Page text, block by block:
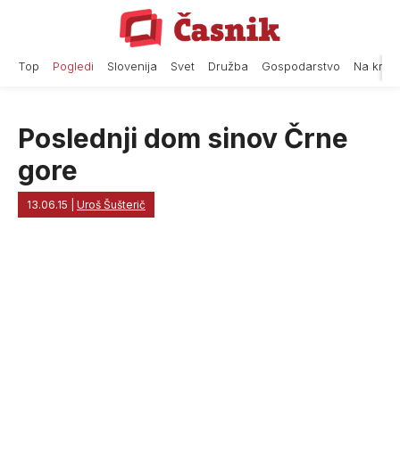
Top Pogledi Slovenija Svet Družba Gospodarstvo Na
Poslednji dom sinov Črne
gore
13.06.15 Uroš Šušterič